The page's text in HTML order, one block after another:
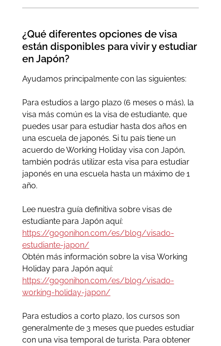
¿Qué diferentes opciones de visa
están disponibles para vivir y estudiar
en Japón?
Ayudamos principalmente con las siguientes:
Para estudios a largo plazo (6 meses o más), la
visa más común es la visa de estudiante, que
puedes usar para estudiar hasta dos años en
una escuela de japonés. Si tu país tiene un
acuerdo de Working Holiday visa con Japón,
también podrás utilizar esta visa para estudiar
japonés en una escuela hasta un máximo de 1
año.
Lee nuestra guía definitiva sobre visas de
estudiante para Japón aquí:
https://gogonihon.com/es/blog/visado-
estudiante-japon/
Obtén más información sobre la visa Working
Holiday para Japón aquí:
https://gogonihon.com/es/blog/visado-
working-holiday-japon/
Para estudios a corto plazo, los cursos son
generalmente de 3 meses que puedes estudiar
con una visa temporal de turista. Para obtener